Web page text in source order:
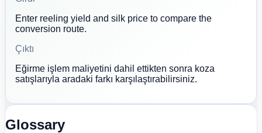
Enter reeling yield and silk price to compare the
conversion route.
Çıktı
Eğirme işlem maliyetini dahil ettikten sonra koza
satışlarıyla aradaki farkı karşılaştırabilirsiniz.
Glossary